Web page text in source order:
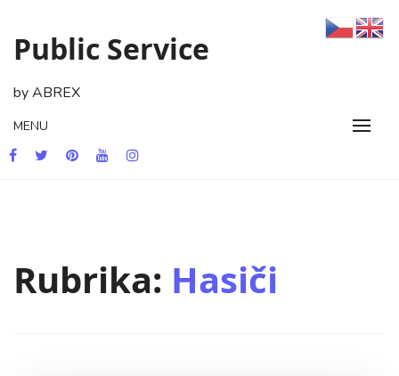
content
Public Service
by ABREX
MENU
Rubrika: Hasiči